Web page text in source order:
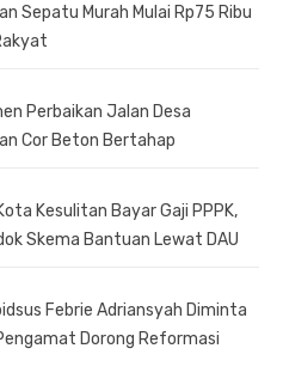
Sepatu Murah Mulai Rp75 Ribu
Perbaikan Jalan Desa
Cor Beton Bertahap
Kesulitan Bayar Gaji PPPK,
Skema Bantuan Lewat DAU
Febrie Adriansyah Diminta
Dorong Reformasi